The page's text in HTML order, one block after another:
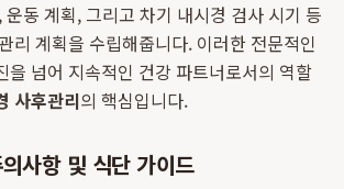
동 계획, 그리고 차기 내시경 검사 시기 등
리 계획을 수립해줍니다. 이러한 전문적인
을 넘어 지속적인 건강 파트너로서의 역할
사후관리의 핵심입니다.
사항 및 식단 가이드